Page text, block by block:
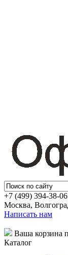
+7 (499) 394-38-
Москва,
Написать нам
Ваша корзина
Каталог